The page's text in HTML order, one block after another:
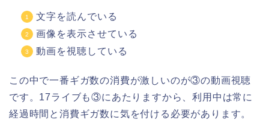
文字を読んでいる
画像を表示させている
動画を視聴している
この中で一番ギガ数の消費が激しいのが③の動画視聴
です。17ライブも③にあたりますから、利用中は常に
経過時間と消費ギガ数に気を付ける必要があります。